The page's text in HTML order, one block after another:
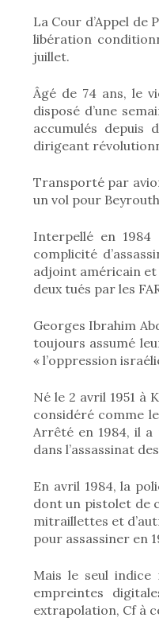
La Cour d’Appel de
libération
juillet.
Âgé de 74 ans, le
disposé d’une
accumulés depuis
dirigeant
Transporté par
un vol pour
Interpellé en
complicité
adjoint américain et
deux tués par les
Georges Ibrahim
toujours assumé
« l’oppression
Né le 2 avril 1951 à
considéré comme
Arrêté en 1984, il
dans l’assassinat
En avril 1984, la
dont un pistolet de
mitraillettes et
pour assassiner en
Mais le seul
empreintes
extrapolation, Cf à